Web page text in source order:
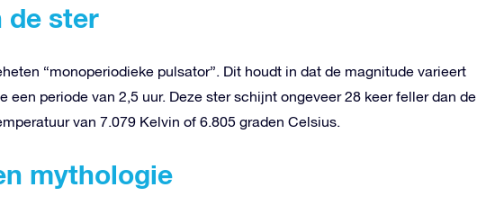
de ster
“monoperiodieke pulsator”. Dit houdt in dat de magnitude varieert
een periode van 2,5 uur. Deze ster schijnt ongeveer 28 keer feller dan de
van 7.079 Kelvin of 6.805 graden Celsius.
mythologie